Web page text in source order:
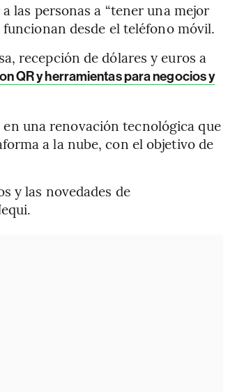
las personas a “tener una mejor
desde el teléfono móvil.
recepción de dólares y euros a
QR y herramientas para negocios y
una renovación tecnológica que
a la nube, con el objetivo de
y las novedades de